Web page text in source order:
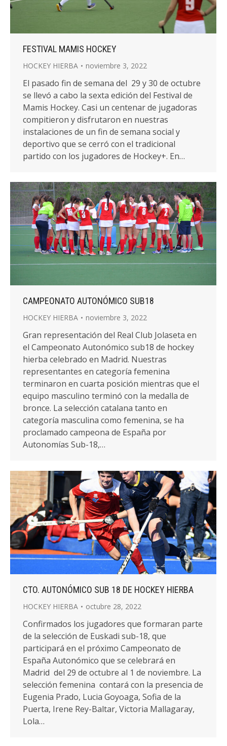
FESTIVAL MAMIS HOCKEY
HOCKEY HIERBA noviembre 3, 2022
El pasado fin de semana del 29 y 30 de octubre
se llevó a cabo la sexta edición del Festival de
Mamis Hockey. Casi un centenar de jugadoras
compitieron y disfrutaron en nuestras
instalaciones de un fin de semana social y
deportivo que se cerró con el tradicional
partido con los jugadores de Hockey+. En…
CAMPEONATO AUTONÓMICO SUB18
HOCKEY HIERBA noviembre 3, 2022
Gran representación del Real Club Jolaseta en
el Campeonato Autonómico sub18 de hockey
hierba celebrado en Madrid. Nuestras
representantes en categoría femenina
terminaron en cuarta posición mientras que el
equipo masculino terminó con la medalla de
bronce. La selección catalana tanto en
categoría masculina como femenina, se ha
proclamado campeona de España por
Autonomías Sub-18,…
CTO. AUTONÓMICO SUB 18 DE HOCKEY HIERBA
HOCKEY HIERBA octubre 28, 2022
Confirmados los jugadores que formaran parte
de la selección de Euskadi sub-18, que
participará en el próximo Campeonato de
España Autonómico que se celebrará en
Madrid del 29 de octubre al 1 de noviembre. La
selección femenina contará con la presencia de
Eugenia Prado, Lucia Goyoaga, Sofia de la
Puerta, Irene Rey-Baltar, Victoria Mallagaray,
Lola…